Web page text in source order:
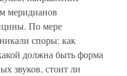
меридианов
По мере
споры: как
должна быть форма
звуков, стоит ли